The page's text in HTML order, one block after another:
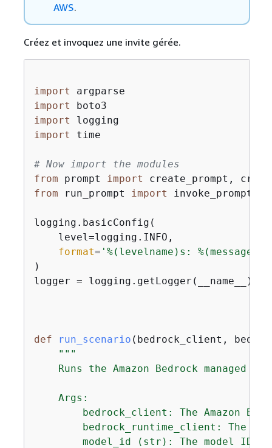
AWS.
Créez et invoquez une invite gérée.
import
import
import
import time
# Now import the modules
from prompt
import
from run_prompt import invoke_prompt
logging.basicConfig(
    level=logging.INFO,
format= '%(levelname)s: %(message)s'
)
logger = logging.getLogger(__name__)
def run_scenario ( bedrock_client,
"""
Runs the Amazon Bedrock managed
    Args:
bedrock_client: The Amazon
bedrock_runtime_client: The
model_id (str): The model ID